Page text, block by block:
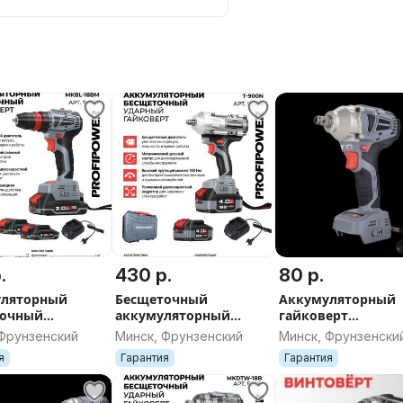
MKBL-
430 р.
Бесщеточный
аккумуляторный
ударный гайковерт
PROFIPOWER T-900N
Минск, Фрунзенский
Гарантия
80 р.
Аккумуляторный
гайковерт
бесщеточный
ProfiPower (без
акб,18В,330Нм, 0-
об/мин)
Минск,
Гарантия